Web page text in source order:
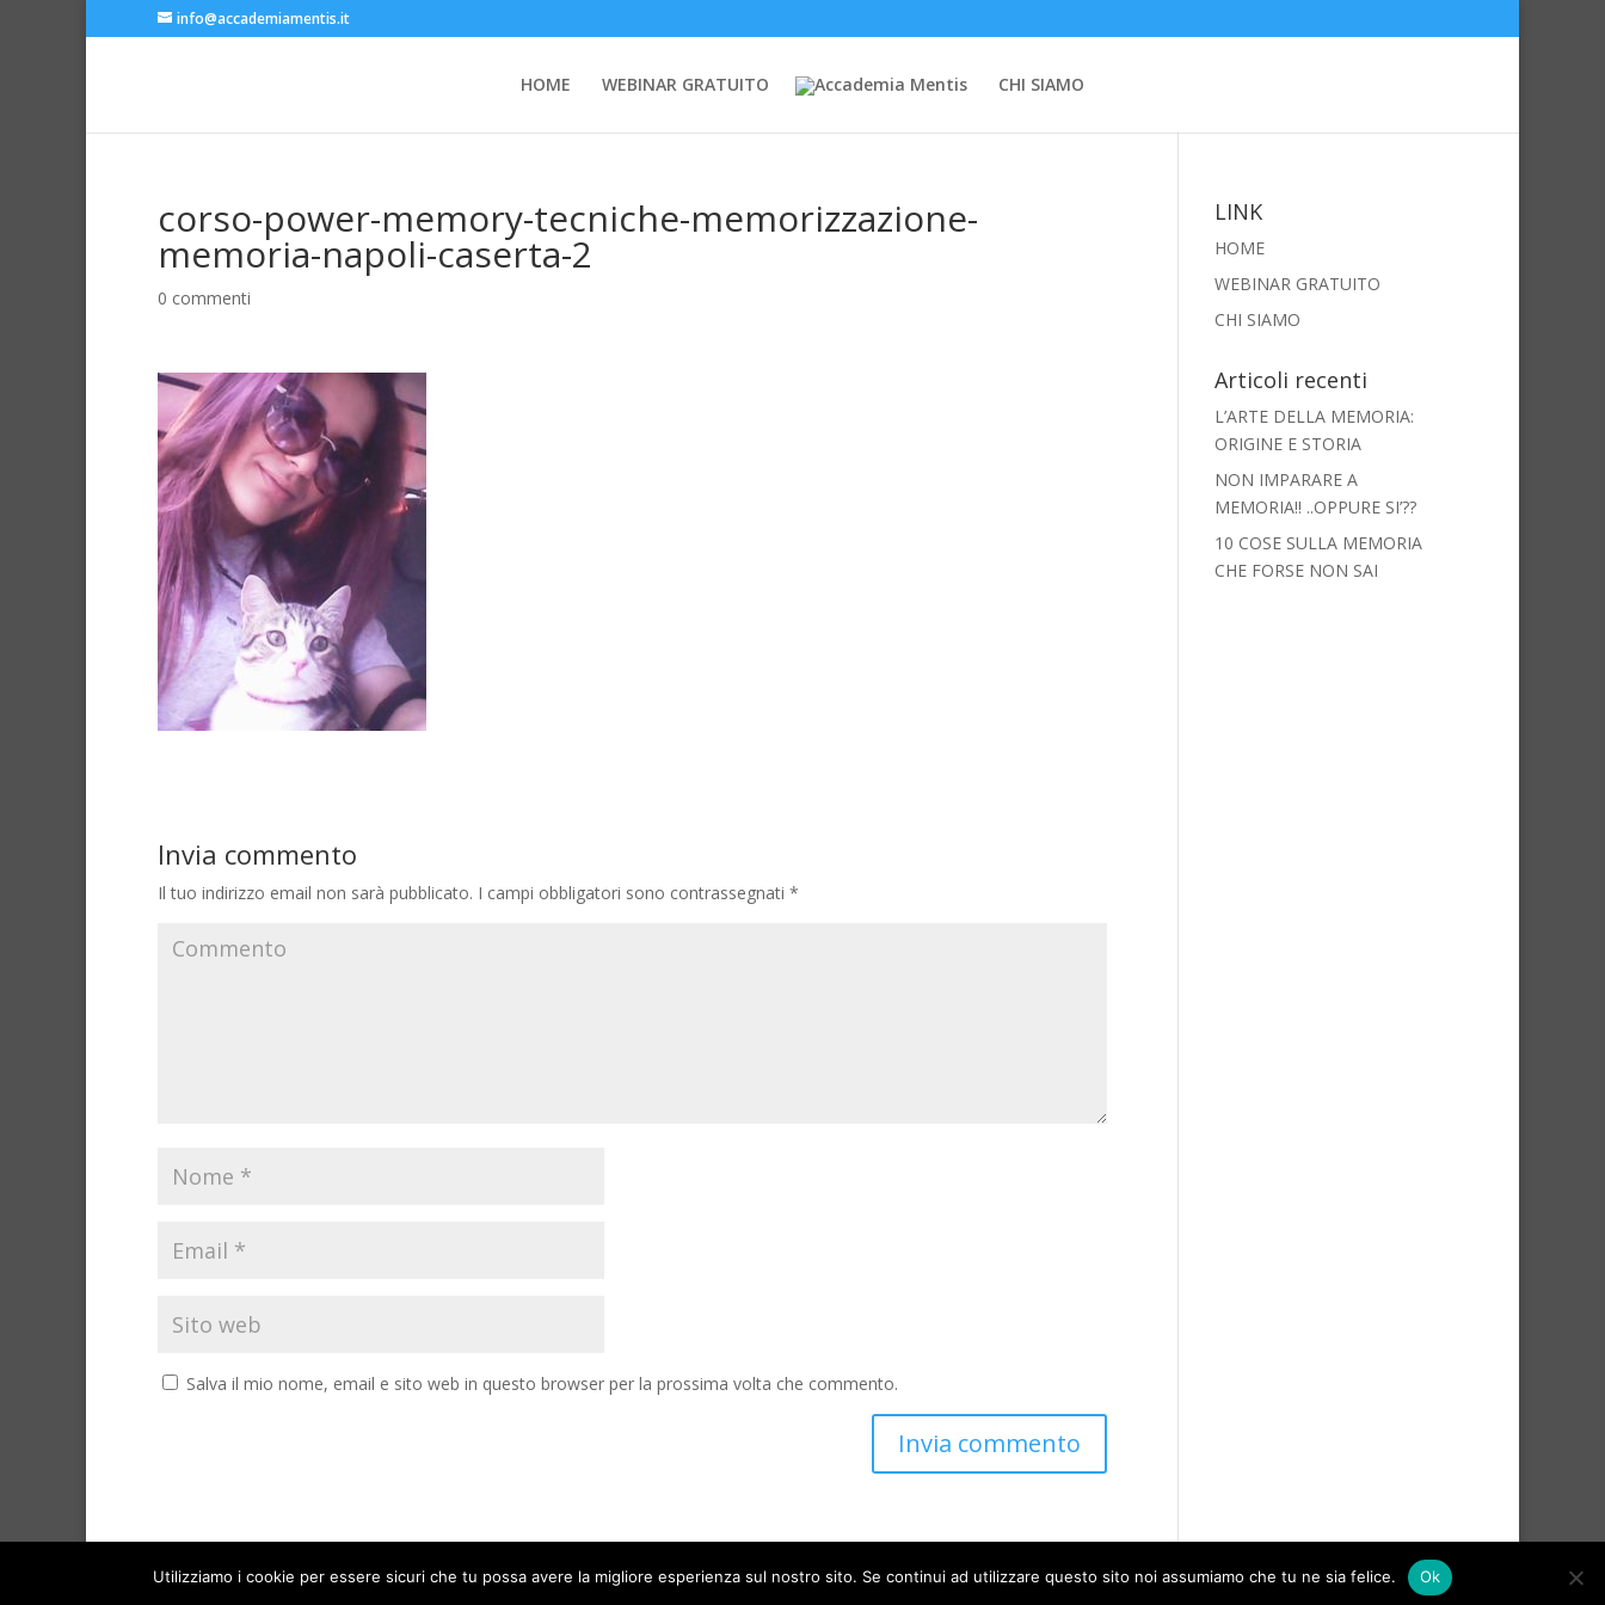
info@accademiamentis.it
HOME WEBINAR GRATUITO CHI SIAMO
corso-power-memory-tecniche-memorizzazione-
memoria-napoli-caserta-2
0 commenti
Invia commento
Il tuo indirizzo email non sarà pubblicato. I campi obbligatori sono contrassegnati *
Salva il mio nome, email e sito web in questo browser per la prossima volta che commento.
LINK
HOME
WEBINAR GRATUITO
CHI SIAMO
Articoli recenti
L’ARTE DELLA MEMORIA:
ORIGINE E STORIA
NON IMPARARE A
MEMORIA!! ..OPPURE SI’??
10 COSE SULLA MEMORIA
CHE FORSE NON SAI
Utilizziamo i cookie per essere sicuri che tu possa avere la migliore esperienza sul nostro sito. Se continui ad utilizzare questo sito noi assumiamo che tu ne sia felice. Ok